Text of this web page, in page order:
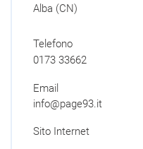
Alba (CN)
Telefono
0173 33662
Email
info@page93.it
Sito Internet